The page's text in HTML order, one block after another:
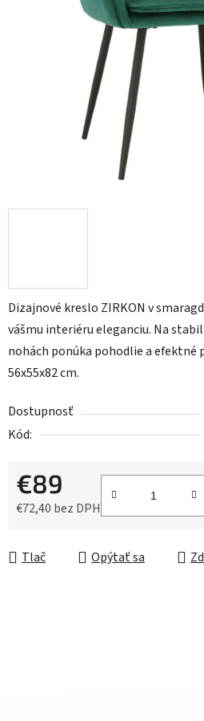
Dizajnové kreslo ZIRKON v
vášmu interiéru eleganciu. Na
nohách ponúka pohodlie a efektné
56x55x82 cm.
Dostupnosť
Kód:
€89
€72,40 bez DPH
Tlač Opýtať sa